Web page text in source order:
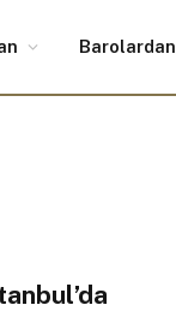
Barolardan